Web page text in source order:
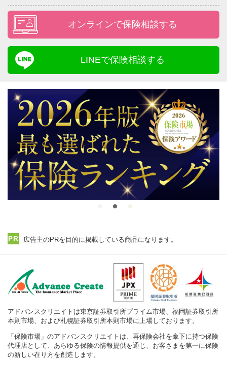
オンラインで保険相談する
LINEで保険相談する
広告主のPRを目的に掲載している商品になります。
アドバンスクリエイトは東京証券取引所プライム市場、福岡証券取引所
本則市場、および札幌証券取引所本則市場に上場しております。
「保険市場」のアドバンスクリエイトは、再保険会社を傘下に持つ保険
代理店として、あらゆる保険の情報提供を通じ、お客さまを第一に保険
の新しい在り方を創造します。